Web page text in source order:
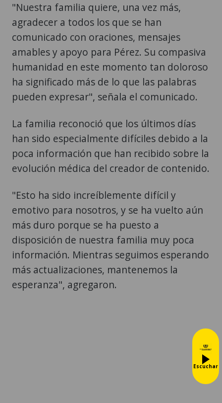
"Nuestra familia quiere, una vez más,
agradecer a todos los que se han
comunicado con oraciones, mensajes
amables y apoyo para Pérez. Su compasiva
humanidad en este momento tan doloroso
ha significado más de lo que las palabras
pueden expresar", señala el comunicado.
La familia reconoció que los últimos días
han sido especialmente difíciles debido a la
poca información que han recibido sobre la
evolución médica del creador de contenido.
"Esto ha sido increíblemente difícil y
emotivo para nosotros, y se ha vuelto aún
más duro porque se ha puesto a
disposición de nuestra familia muy poca
información. Mientras seguimos esperando
más actualizaciones, mantenemos la
esperanza", agregaron.
Escuchar